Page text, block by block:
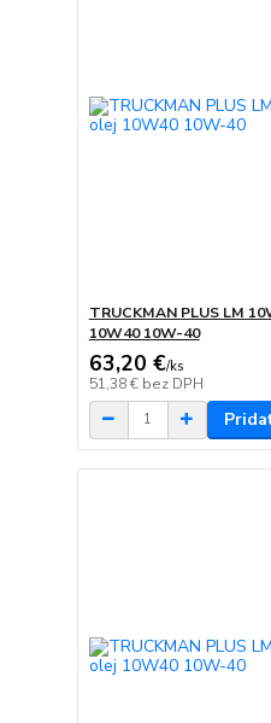
TRUCKMAN PLUS LM
10W40 10W-40
63,20 €/ks
51,38 € bez DPH